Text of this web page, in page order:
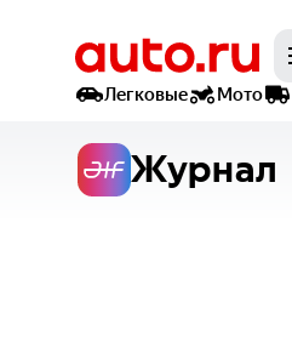
Легковые
Мото
Журнал